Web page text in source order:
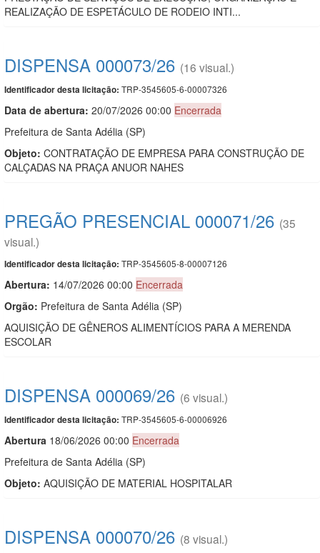
REALIZAÇÃO DE ESPETÁCULO DE RODEIO INTI...
DISPENSA 000073/26 (16 visual.)
Identificador desta licitação: TRP-3545605-6-00007326
Data de abertura: 20/07/2026 00:00 Encerrada
Prefeitura de Santa Adélia (SP)
Objeto: CONTRATAÇÃO DE EMPRESA PARA CONSTRUÇÃO DE
CALÇADAS NA PRAÇA ANUOR NAHES
PREGÃO PRESENCIAL 000071/26 (35
visual.)
Identificador desta licitação: TRP-3545605-8-00007126
Abertura: 14/07/2026 00:00 Encerrada
Orgão: Prefeitura de Santa Adélia (SP)
AQUISIÇÃO DE GÊNEROS ALIMENTÍCIOS PARA A MERENDA
ESCOLAR
DISPENSA 000069/26 (6 visual.)
Identificador desta licitação: TRP-3545605-6-00006926
Abertura 18/06/2026 00:00 Encerrada
Prefeitura de Santa Adélia (SP)
Objeto: AQUISIÇÃO DE MATERIAL HOSPITALAR
DISPENSA 000070/26 (8 visual.)